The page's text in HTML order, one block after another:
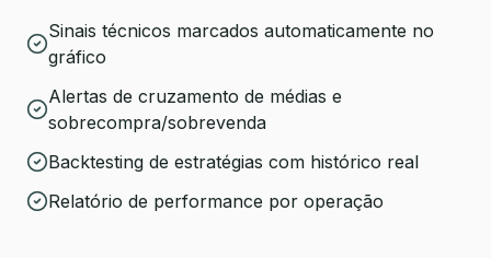
Sinais técnicos marcados automaticamente no
gráfico
Alertas de cruzamento de médias e
sobrecompra/sobrevenda
Backtesting de estratégias com histórico real
Relatório de performance por operação